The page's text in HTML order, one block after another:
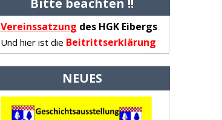
Bitte beachten !!
Vereinssatzung des HGK Eibergs
Und hier ist die Beitrittserklärung
NEUES